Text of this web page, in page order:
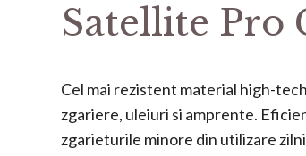
Satellite Pro
Cel mai rezistent material high-
zgariere, uleiuri si amprente.
zgarieturile minore din utilizare